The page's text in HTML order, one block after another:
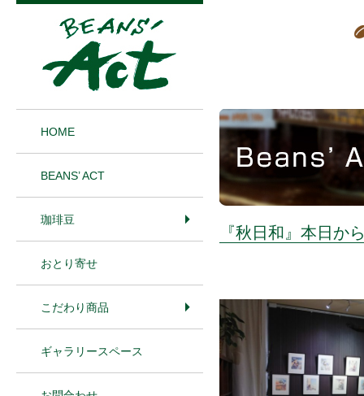
『秋日和』本日か
HOME
BEANS’ ACT
珈琲豆
おとり寄せ
こだわり商品
ギャラリースペース